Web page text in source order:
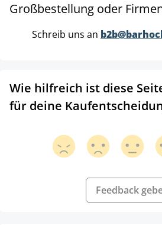
Großbestellung oder
Schreib uns an
Wie hilfreich ist diese
für deine
Feedback